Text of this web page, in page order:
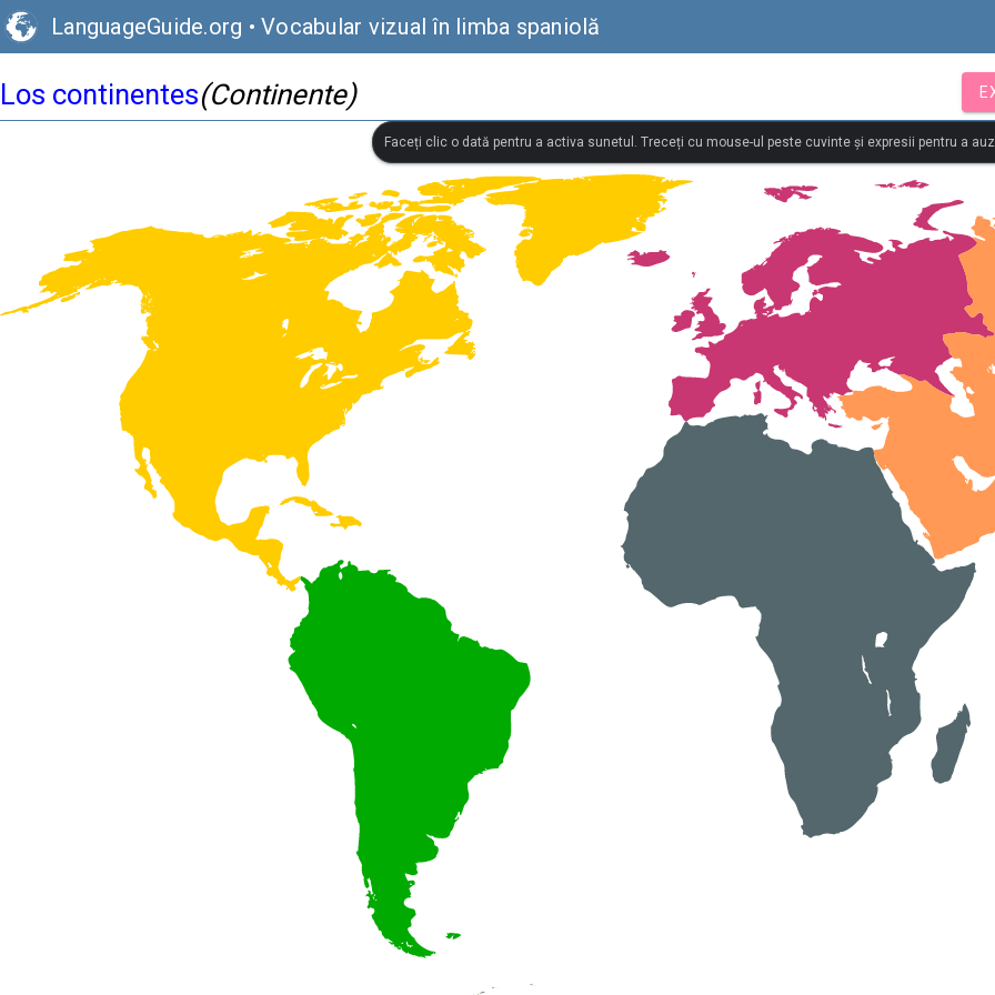
LanguageGuide.org • Vocabular vizual în limba spaniolă
Los continentes(Continente)
Faceți clic o dată pentru a activa sunetul. Treceți cu mouse-ul peste cuvinte și expresii pentru a